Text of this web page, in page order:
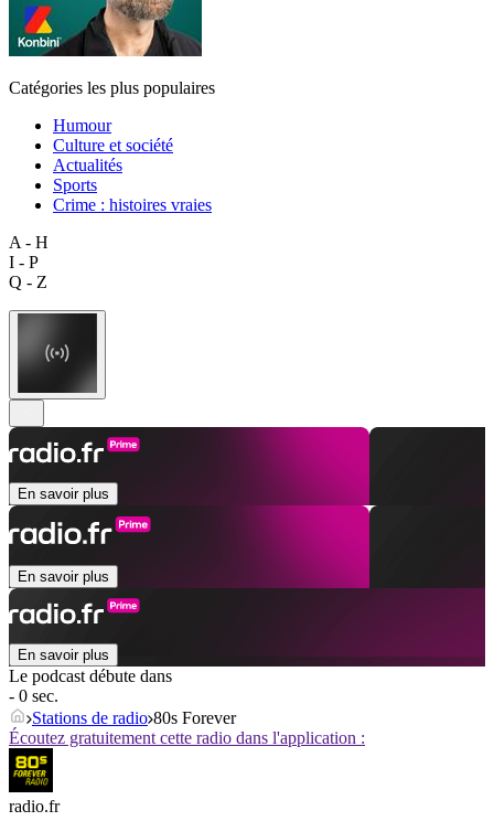
Catégories les plus populaires
Humour
Culture et société
Actualités
Sports
Crime : histoires vraies
A - H
I - P
Q - Z
En savoir plus
En savoir plus
En savoir plus
Le podcast débute dans
- 0 sec.
Stations de radio 80s Forever
Écoutez gratuitement cette radio dans l'application :
radio.fr